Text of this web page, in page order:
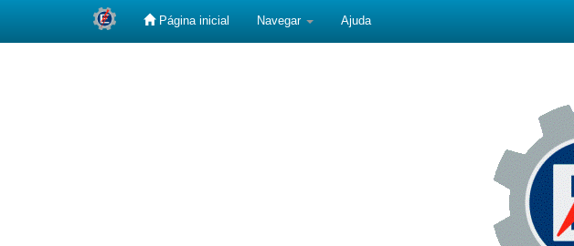
Página inicial Navegar Ajuda